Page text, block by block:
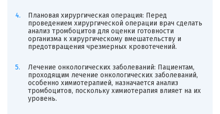
Плановая хирургическая операция: Перед
проведением хирургической операции врач сделать
анализ тромбоцитов для оценки готовности
организма к хирургическому вмешательству и
предотвращения чрезмерных кровотечений.
Лечение онкологических заболеваний: Пациентам,
проходящим лечение онкологических заболеваний,
особенно химиотерапией, назначается анализ
тромбоцитов, поскольку химиотерапия влияет на их
уровень.